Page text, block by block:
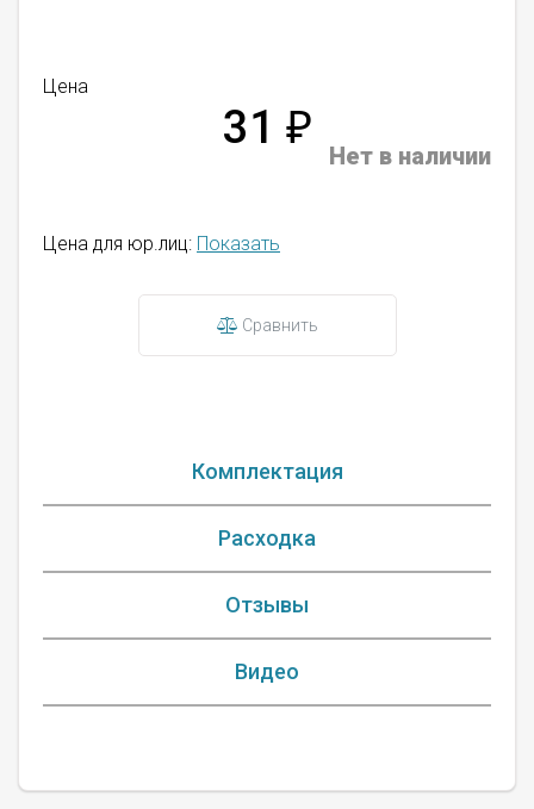
Цена
31 ₽
Нет в наличии
Цена для юр.лиц: Показать
Сравнить
Комплектация
Расходка
Отзывы
Видео